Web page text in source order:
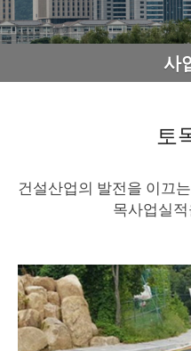
사
토
건설산업의 발전을 이끄
목사업실